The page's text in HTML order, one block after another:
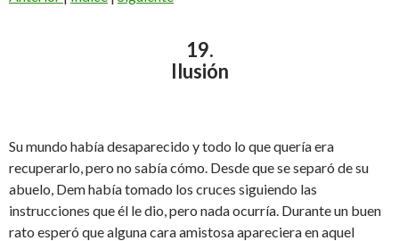
19.
Ilusión
Su mundo había desaparecido y todo lo que quería era
recuperarlo, pero no sabía cómo. Desde que se separó de su
abuelo, Dem había tomado los cruces siguiendo las
instrucciones que él le dio, pero nada ocurría. Durante un buen
rato esperó que alguna cara amistosa apareciera en aquel